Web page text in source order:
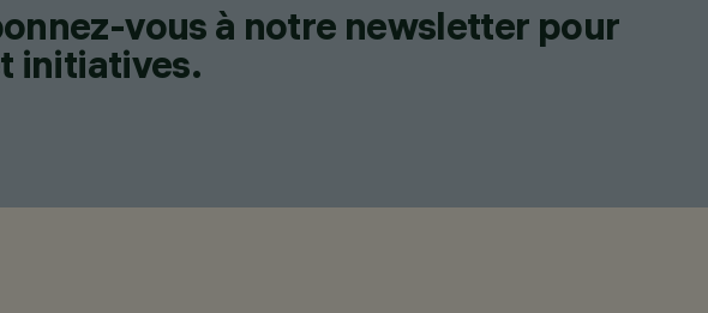
vous à notre newsletter pour
initiatives.